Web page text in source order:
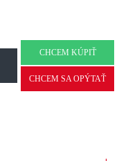
CHCEM KÚPIŤ
CHCEM SA OPÝTAŤ